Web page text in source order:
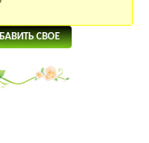
СВОЕ